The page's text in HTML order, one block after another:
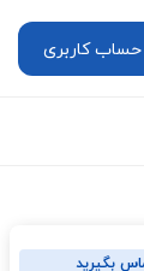
حساب کاربری
بگیرید